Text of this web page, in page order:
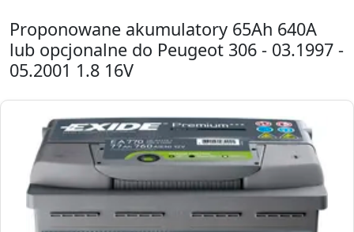
Proponowane akumulatory 65Ah 640A
lub opcjonalne do Peugeot 306 - 03.1997 -
05.2001 1.8 16V